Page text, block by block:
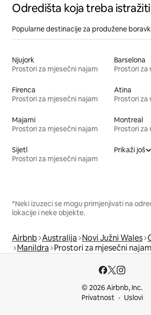
Odredišta koja treba istražiti
Popularne destinacije za produžene
Njujork
Prostori za mjesečni najam
Barselona
Prostori za
Firenca
Prostori za mjesečni najam
Atina
Prostori za
Majami
Prostori za mjesečni najam
Montreal
Prostori za
Sijetl
Prostori za mjesečni najam
Prikaži još
*Neki izuzeci se mogu primjenjivati na
lokacije i neke objekte.
Airbnb Australija Novi Južni Wales
Manildra Prostori za mjesečni najam
© 2026 Airbnb, Inc.
Privatnost
Uslovi